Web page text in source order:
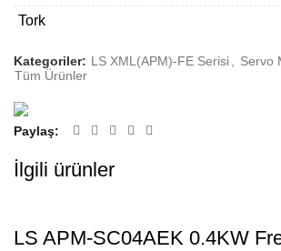
Tork
Kategoriler: LS XML(APM)-FE Serisi, Servo
Tüm Ürünler
Paylaş
İlgili ürünler
LS APM-SC04AEK 0.4KW